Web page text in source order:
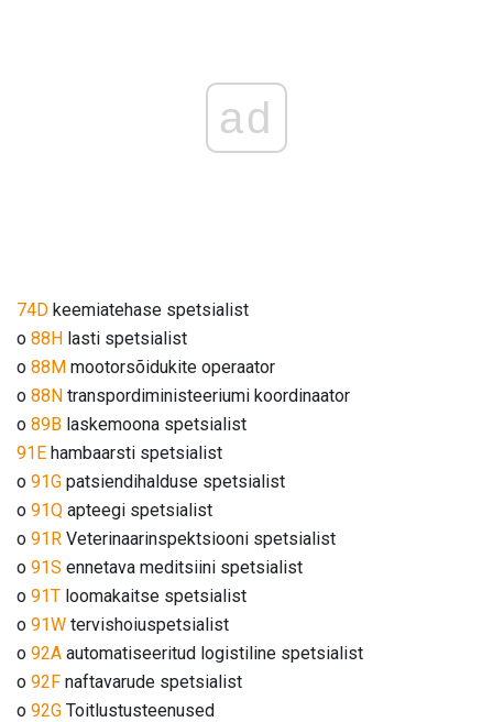
ad
74D keemiatehase spetsialist
o 88H lasti spetsialist
o 88M mootorsõidukite operaator
o 88N transpordiministeeriumi koordinaator
o 89B laskemoona spetsialist
91E hambaarsti spetsialist
o 91G patsiendihalduse spetsialist
o 91Q apteegi spetsialist
o 91R Veterinaarinspektsiooni spetsialist
o 91S ennetava meditsiini spetsialist
o 91T loomakaitse spetsialist
o 91W tervishoiuspetsialist
o 92A automatiseeritud logistiline spetsialist
o 92F naftavarude spetsialist
o 92G Toitlustusteenused